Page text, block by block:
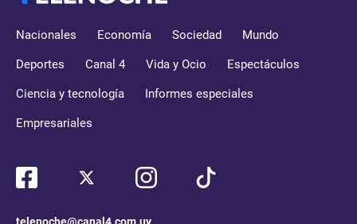
Nacionales Economía Sociedad Mundo
Deportes Canal 4 Vida y Ocio Espectáculos
Ciencia y tecnología Informes especiales
Empresariales
telenoche@canal4.com.uy